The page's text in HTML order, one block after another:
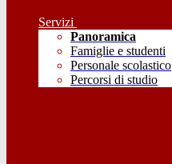
Servizi
Panoramica
Famiglie e studenti
Personale scolastico
Percorsi di studio